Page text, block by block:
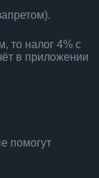
то налог 4% с
в приложении
помогут